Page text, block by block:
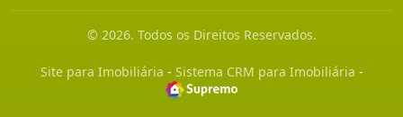
© 2026. Todos os Direitos Reservados.
Site para Imobiliária - Sistema CRM para Imobiliária -